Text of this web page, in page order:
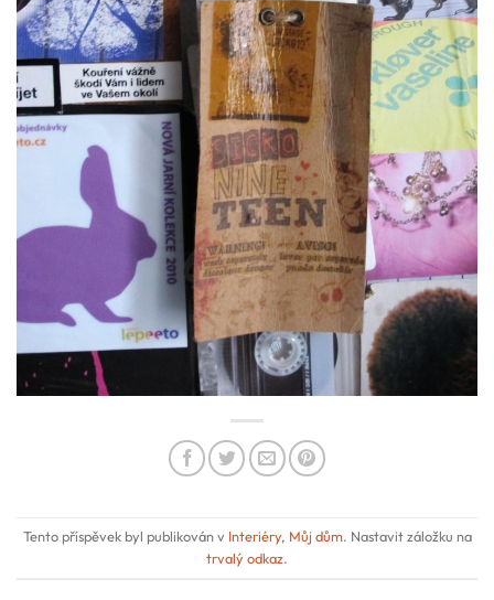
Tento příspěvek byl publikován v Interiéry, Můj dům. Nastavit záložku na
trvalý odkaz.